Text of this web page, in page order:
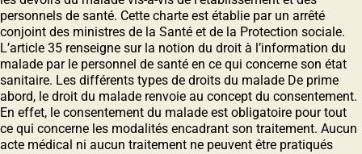
personnels de santé. Cette charte est établie par un arrêté
conjoint des ministres de la Santé et de la Protection sociale.
L’article 35 renseigne sur la notion du droit à l’information du
malade par le personnel de santé en ce qui concerne son état
sanitaire. Les différents types de droits du malade De prime
abord, le droit du malade renvoie au concept du consentement.
En effet, le consentement du malade est obligatoire pour tout
ce qui concerne les modalités encadrant son traitement. Aucun
acte médical ni aucun traitement ne peuvent être pratiqués